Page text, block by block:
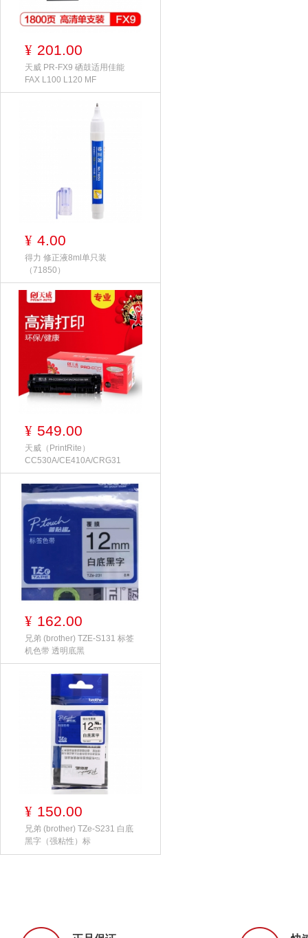
¥ 201.00
天威 PR-FX9 硒鼓适用佳能
FAX L100 L120 MF
¥ 4.00
得力 修正液8ml单只装
（71850）
¥ 549.00
天威（PrintRite）
CC530A/CE410A/CRG31
¥ 162.00
兄弟 (brother) TZE-S131 标签
机色带 透明底黑
¥ 150.00
兄弟 (brother) TZe-S231 白底
黑字（强粘性）标